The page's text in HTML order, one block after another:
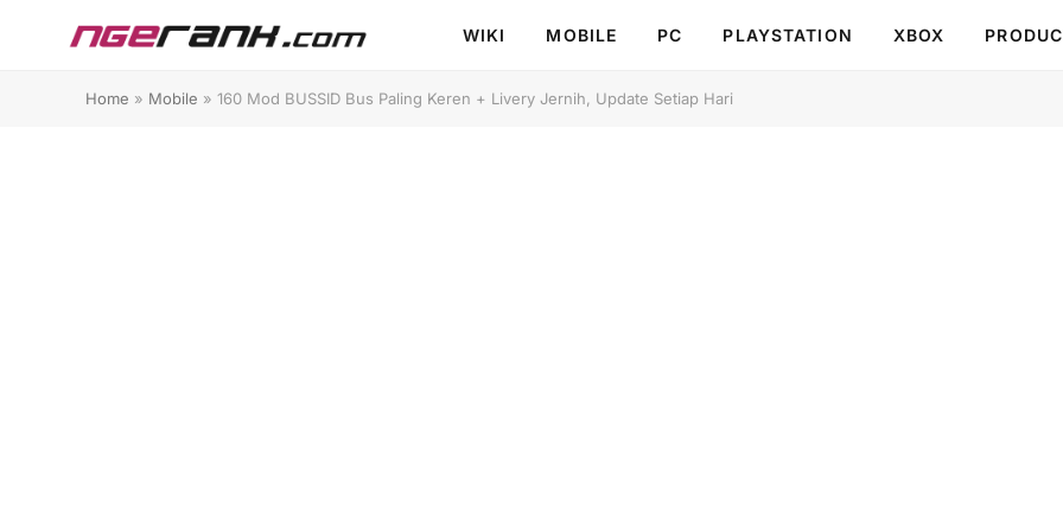
WIKI MOBILE PC PLAYSTATION XBOX
Home » Mobile » 160 Mod BUSSID Bus Paling Keren + Livery Jernih, Update Setiap Hari